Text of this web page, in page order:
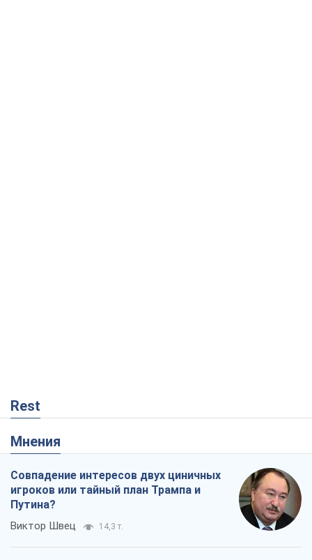
Rest
Мнения
Совпадение интересов двух циничных
игроков или тайный план Трампа и
Путина?
Виктор Швец 14,3 т.